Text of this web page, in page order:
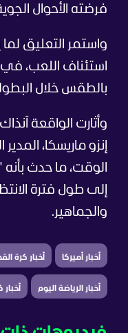
فرضته الأحوال
واستمر التعليق
استئناف اللعب، في
بالطقس خلال
وأثارت الواقعة
إنزو ماريسكا،
الوقت، ما حدث
إلى طول فترة
والجماهير.
أخبار أميركا أخبار كرة
أخبار الرياضة اليوم أخبار